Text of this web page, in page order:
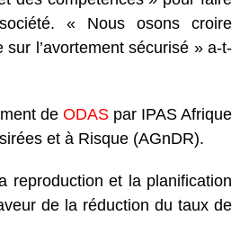
« Nous osons croire
l’avortement sécurisé » a-t-
de ODASpar IPAS Afrique
et à Risque (AGnDR).
reproduction et la planification
de la réduction du taux de